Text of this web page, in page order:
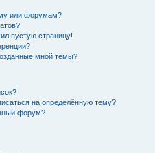
или форумам?
пустую страницу!
мной темы?
на определённую тему?
форум?